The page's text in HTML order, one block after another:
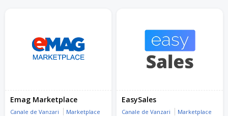
Emag Marketplace
Canale de Vanzari Marketplace
EasySales
Canale de Vanzari Marketplace